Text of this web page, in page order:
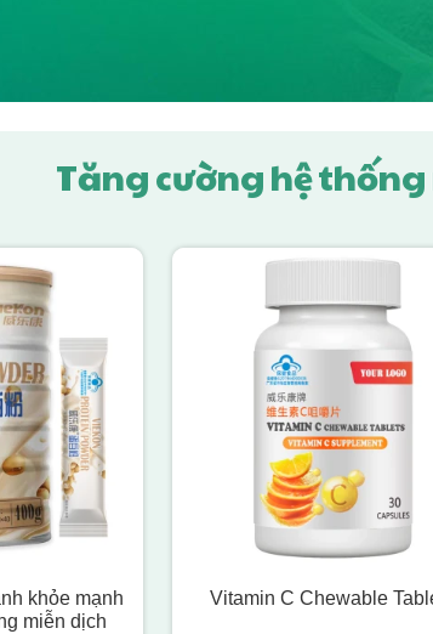
Tăng cường hệ
khỏe mạnh
miễn dịch
Vitamin C Chewable